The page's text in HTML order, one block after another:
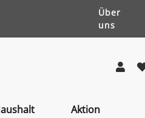
Über
uns
Aktion